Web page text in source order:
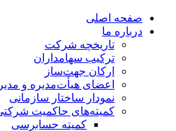
صفحه اصلی
درباره ما
تاریخچه شرکت
ترکیب سهامداران
ارکان جهت‌ساز
اعضای هیأت‌مدیره و
نمودار ساختار سازمانی
کمیته‌های حاکمیت
کمیته حسابرسی